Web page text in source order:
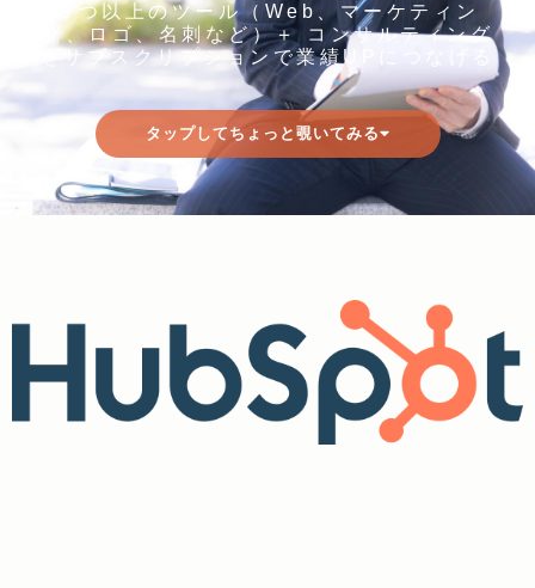
３つ以上のツール（Web、マーケティン
グ、ロゴ、名刺など）＋ コンサルティング
をサブスクリプションで業績UPにつなげる
タップしてちょっと覗いてみる